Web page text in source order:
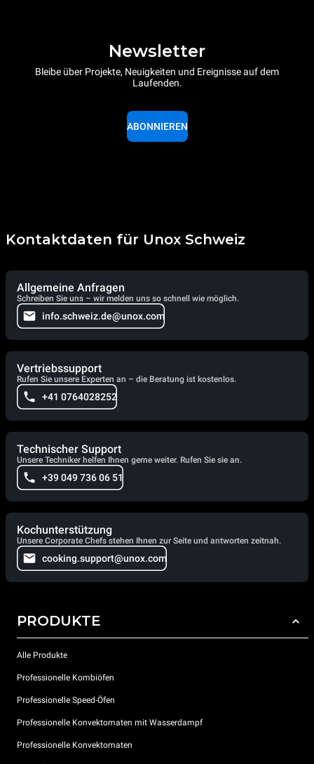
Newsletter
Bleibe über Projekte, Neuigkeiten und Ereignisse auf dem
Laufenden.
ABONNIEREN
Kontaktdaten für Unox Schweiz
Allgemeine Anfragen
Schreiben Sie uns – wir melden uns so schnell wie möglich.
info.schweiz.de@unox.com
Vertriebssupport
Rufen Sie unsere Experten an – die Beratung ist kostenlos.
+41 0764028252
Technischer Support
Unsere Techniker helfen Ihnen gerne weiter. Rufen Sie sie an.
+39 049 736 06 51
Kochunterstützung
Unsere Corporate Chefs stehen Ihnen zur Seite und antworten zeitnah.
cooking.support@unox.com
PRODUKTE
Alle Produkte
Professionelle Kombiöfen
Professionelle Speed-Öfen
Professionelle Konvektomaten mit Wasserdampf
Professionelle Konvektomaten